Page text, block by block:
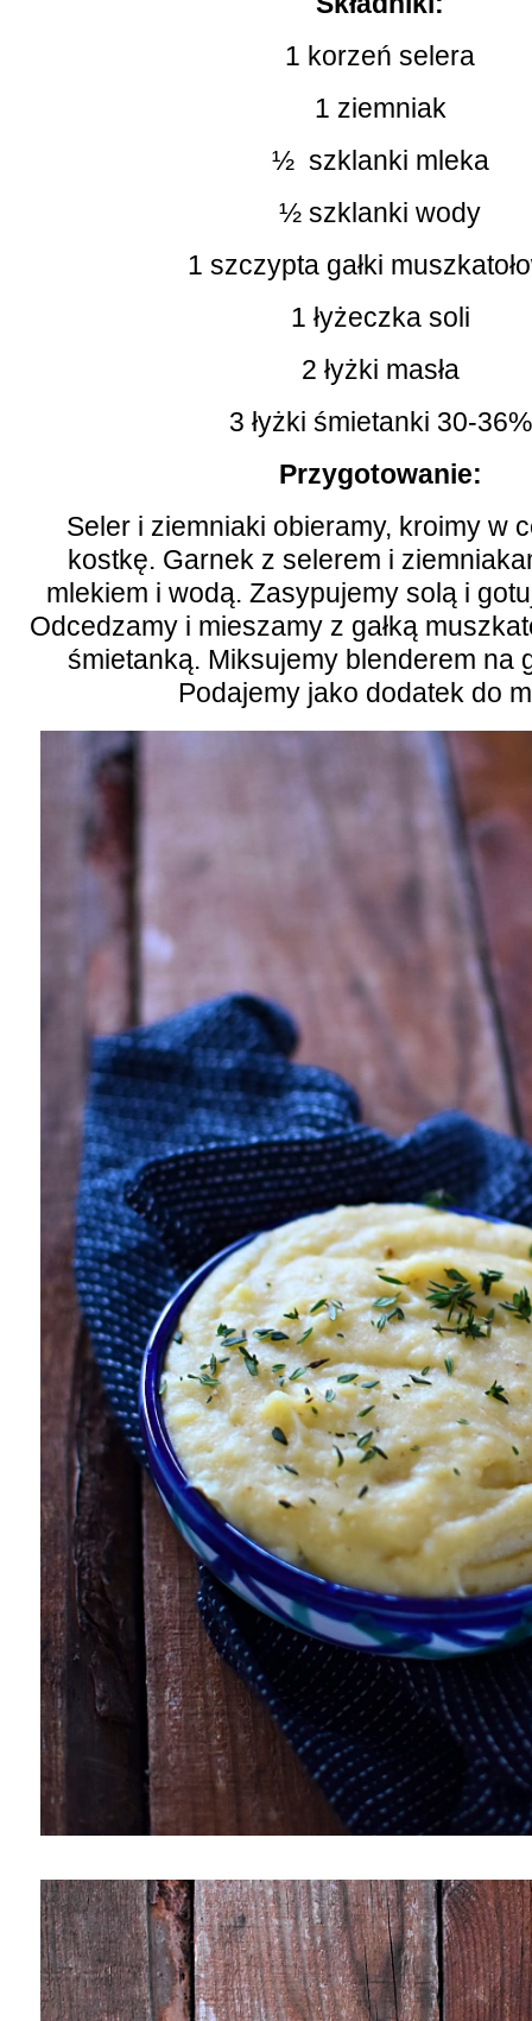
1 korzeń selera
1 ziemniak
½  szklanki mleka
½ szklanki wody
1 szczypta gałki
1 łyżeczka soli
2 łyżki masła
3 łyżki śmietanki 30-36%
Przygotowanie:
Seler i ziemniaki obieramy, kroimy w
kostkę. Garnek z selerem i
mlekiem i wodą. Zasypujemy solą i
Odcedzamy i mieszamy z gałką
śmietanką. Miksujemy blenderem na
Podajemy jako dodatek do